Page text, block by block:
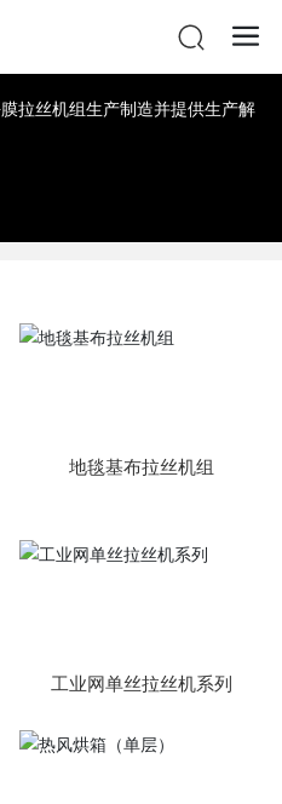
拉丝机组生产制造并提供生产解
地毯基布拉丝机组
工业网单丝拉丝机系列